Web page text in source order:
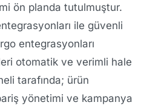
ön planda tutulmuştur.
ile güvenli
entegrasyonları
otomatik ve verimli hale
tarafında; ürün
yönetimi ve kampanya